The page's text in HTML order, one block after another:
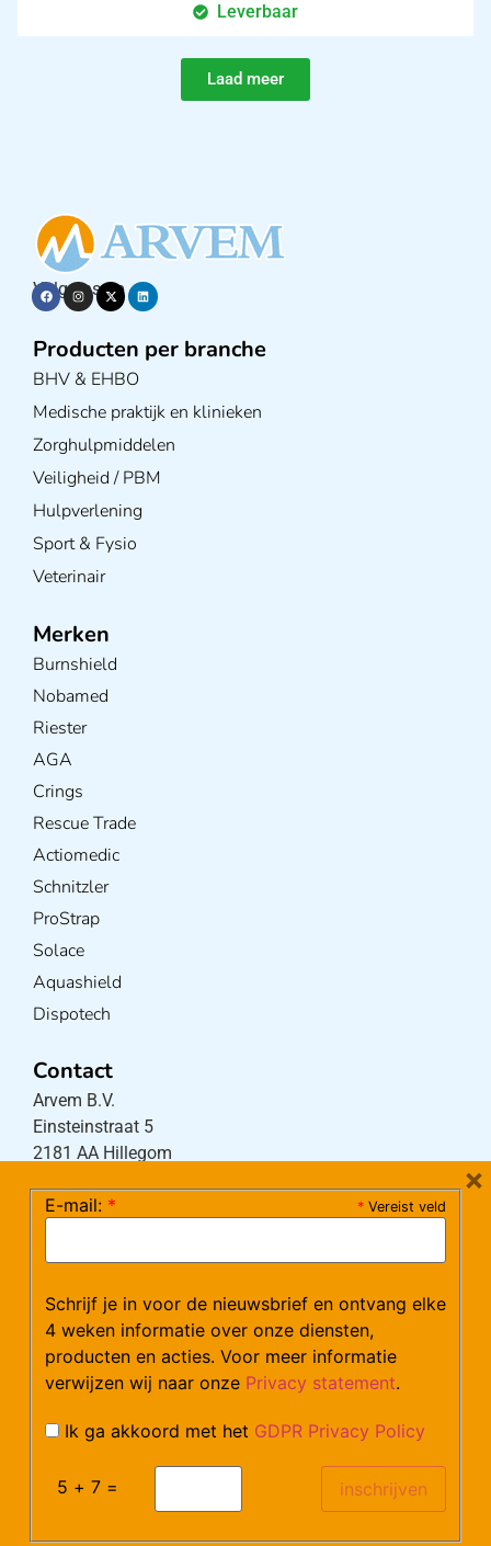
Leverbaar
Laad meer
Volg ons op
Producten per branche
BHV & EHBO
Medische praktijk en klinieken
Zorghulpmiddelen
Veiligheid / PBM
Hulpverlening
Sport & Fysio
Veterinair
Merken
Burnshield
Nobamed
Riester
AGA
Crings
Rescue Trade
Actiomedic
Schnitzler
ProStrap
Solace
Aquashield
Dispotech
Contact
Arvem B.V.
Einsteinstraat 5
2181 AA Hillegom
(maandag – donderdag 08:30-17:15 uur / vrijdag
Mail:klantenservice@arvem.nl
Werken bij Arvem?
* Vereist veld
E-mail: *
Schrijf je in voor de nieuwsbrief en ontvang elke
4 weken informatie over onze diensten,
producten en acties. Voor meer informatie
verwijzen wij naar onze Privacy statement.
Ik ga akkoord met het GDPR Privacy Policy
5 + 7 =
×